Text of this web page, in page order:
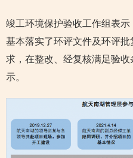
竣工环境保护验收工作组表
基本落实了环评文件及环评
求，在整改、经复核满足验
示。